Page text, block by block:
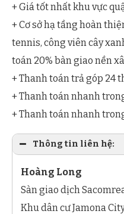
+ Giá tốt nhất khu vực
+ Cơ sở hạ tầng hoàn
tennis, công viên cây
toán 20% bàn giao nền
+ Thanh toán trả góp 24
+ Thanh toán nhanh
+ Thanh toán nhanh
Thông tin liên hệ:
Hoàng Long
Sàn giao dịch
Khu dân cư Jamona